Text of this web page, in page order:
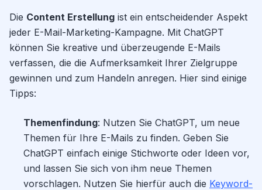
Die Content Erstellung ist ein entscheidender Aspekt
jeder E-Mail-Marketing-Kampagne. Mit ChatGPT
können Sie kreative und überzeugende E-Mails
verfassen, die die Aufmerksamkeit Ihrer Zielgruppe
gewinnen und zum Handeln anregen. Hier sind einige
Tipps:
Themenfindung: Nutzen Sie ChatGPT, um neue
Themen für Ihre E-Mails zu finden. Geben Sie
ChatGPT einfach einige Stichworte oder Ideen vor,
und lassen Sie sich von ihm neue Themen
vorschlagen. Nutzen Sie hierfür auch die Keyword-